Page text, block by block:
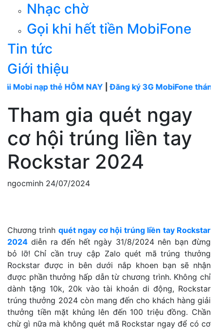
Nhạc chờ
Gọi khi hết tiền MobiFone
Tin tức
Giới thiệu
thẻ HÔM NAY|Đăng ký 3G MobiFone tháng----
Tham gia quét ngay
cơ hội trúng liền tay
Rockstar 2024
ngocminh 24/07/2024
Chương trình quét ngay cơ hội trúng liền tay Rockstar
2024 diễn ra đến hết ngày 31/8/2024 nên bạn đừng
bỏ lỡ! Chỉ cần truy cập Zalo quét mã trúng thưởng
Rockstar được in bên dưới nắp khoen bạn sẽ nhận
được phần thưởng hấp dẫn từ chương trình. Không chỉ
dành tặng 10k, 20k vào tài khoản di động, Rockstar
trúng thưởng 2024 còn mang đến cho khách hàng giải
thưởng tiền mặt khủng lên đến 100 triệu đồng. Chần
chừ gì nữa mà không quét mã Rockstar ngay để có cơ